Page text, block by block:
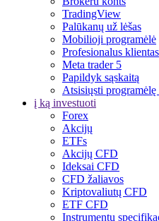
TradingView
Palūkanų už lėšas
Mobilioji programėlė
Profesionalus klientas
Meta trader 5
Papildyk sąskaitą
Atsisiųsti
į ką investuoti
Forex
Akcijų
ETFs
Akcijų CFD
Ideksai CFD
CFD žaliavos
Kriptovaliutų CFD
ETF CFD
Instrumentų